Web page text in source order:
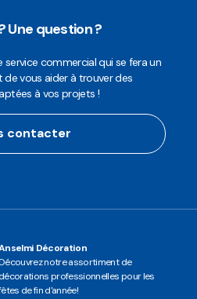
Une question ?
commercial qui se fera un
de vous aider à trouver des
à vos projets !
contacter
Décoration
notre assortiment de
décorations professionnelles pour les
de fin d'année!